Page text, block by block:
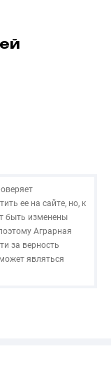
ее на сайте, но, к
быть изменены
Аграрная
за верность
являться